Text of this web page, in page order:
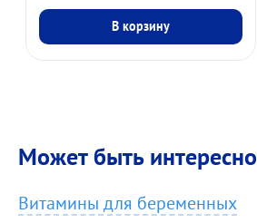
В корзину
Может быть интересно
Витамины для беременных